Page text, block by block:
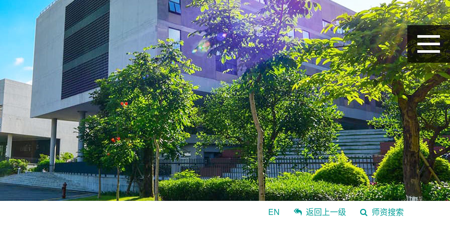
EN 返回上一级 师资搜索